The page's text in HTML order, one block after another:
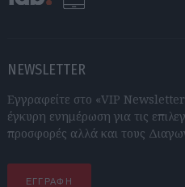
NEWSLETTER
Εγγραφείτε στο «VIP
έγκυρη ενημέρωση για τις
προσφορές αλλά και τους
ΕΓΓΡΑΦΗ